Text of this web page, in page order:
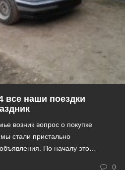
все наши поездки
возник вопрос о покупке
стали пристально
По началу это…
0